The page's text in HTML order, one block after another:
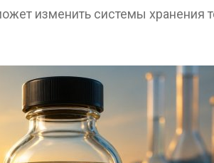
изменить системы хранения
экстремальными
Солнечные панели над
каналами позволяют
одновременно
вырабатывать энергию и
воду
7, 2026